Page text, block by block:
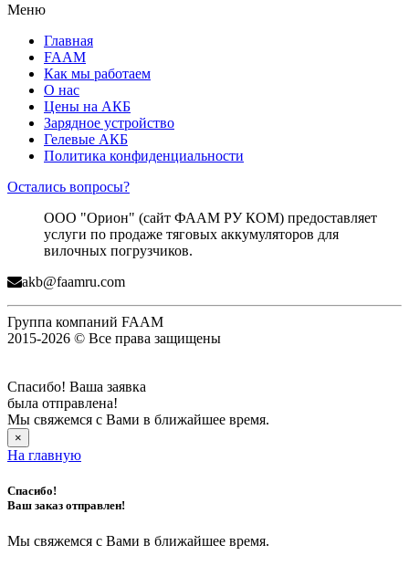
Меню
Главная
FAAM
Как мы работаем
О нас
Цены на АКБ
Зарядное устройство
Гелевые АКБ
Политика конфиденциальности
Остались вопросы?
ООО "Орион" (сайт ФААМ РУ КОМ) предоставляет
услуги по продаже тяговых аккумуляторов для
вилочных погрузчиков.
akb@faamru.com
Группа компаний FAAM
2015-2026 © Все права защищены
Спасибо! Ваша заявка
была отправлена!
Мы свяжемся с Вами в ближайшее время.
×
На главную
Спасибо!
Ваш заказ отправлен!
Мы свяжемся с Вами в ближайшее время.